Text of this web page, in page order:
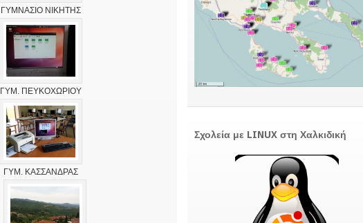
ΓΥΜΝΑΣΙΟ ΝΙΚΗΤΗΣ
ΓΥΜ. ΠΕΥΚΟΧΩΡΙΟΥ
ΓΥΜ. ΚΑΣΣΑΝΔΡΑΣ
Σχολεία με LINUX στη Χαλκιδική